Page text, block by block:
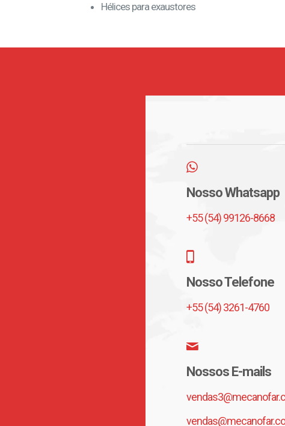
Hélices para exaustores
Nosso Whatsapp
+55 (54) 99126-8668
Nosso Telefone
+55 (54) 3261-4760
Nossos E-mails